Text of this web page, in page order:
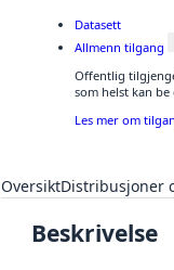
Datasett
Allmenn tilgang
Offentlig
som helst kan
Les mer om
OversiktDistribusjoner
Beskrivelse